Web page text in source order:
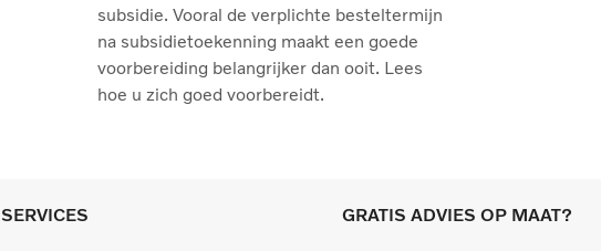
subsidie. Vooral de verplichte besteltermijn
na subsidietoekenning maakt een goede
voorbereiding belangrijker dan ooit. Lees
hoe u zich goed voorbereidt.
SERVICES GRATIS ADVIES OP MAAT?